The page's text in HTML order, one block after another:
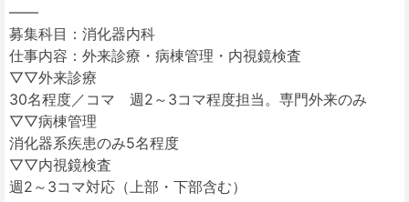
――
募集科目：消化器内科
仕事内容：外来診療・病棟管理・内視鏡検査
▽▽外来診療
30名程度／コマ 週2～3コマ程度担当。専門外来のみ
▽▽病棟管理
消化器系疾患のみ5名程度
▽▽内視鏡検査
週2～3コマ対応（上部・下部含む）